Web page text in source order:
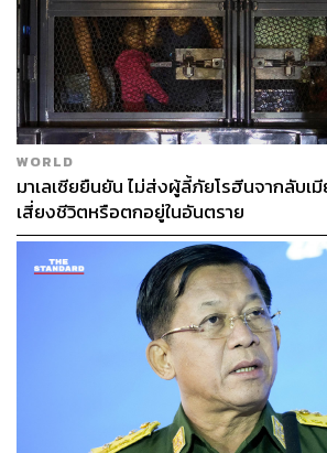
WORLD
มาเลเซียยืนยัน ไม่ส่งผู้ลี้ภัยโรฮีนจากลับเ
เสี่ยงชีวิตหรือตกอยู่ในอันตราย